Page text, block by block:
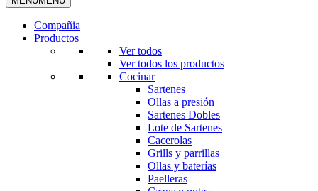
Compañia
Productos
Ver todos
Ver todos los productos
Cocinar
Sartenes
Ollas a presión
Sartenes Dobles
Lote de Sartenes
Cacerolas
Grills y parrillas
Ollas y baterías
Paelleras